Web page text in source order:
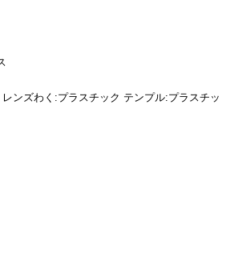
ンズわく:プラスチック テンプル:プラスチッ